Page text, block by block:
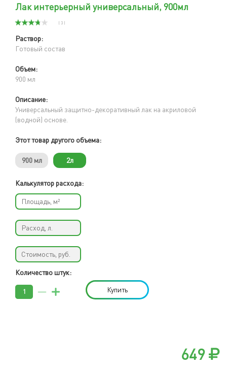
Лак интерьерный универсальный, 900мл
( 3 )
Раствор:
Готовый состав
Объем:
900 мл
Описание:
Универсальный защитно-декоративный лак на акриловой
(водной) основе.
Этот товар другого объема:
900 мл 2л
Калькулятор расхода:
Количество штук:
Купить
649